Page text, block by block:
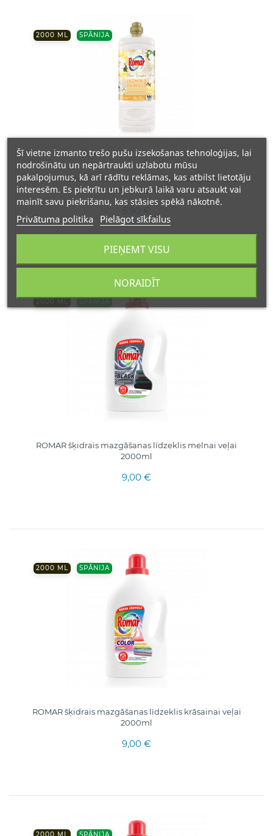
2000 ML SPĀNIJA
ROMAR koncentrēts auduma mīkstinātājs jasmīns un
vaniļa 2000ml
5,90 €
2000 ML SPĀNIJA
ROMAR šķidrais mazgāšanas līdzeklis melnai veļai
2000ml
9,00 €
2000 ML SPĀNIJA
ROMAR šķidrais mazgāšanas līdzeklis krāsainai veļai
2000ml
9,00 €
Šī vietne izmanto trešo pušu izsekošanas tehnoloģijas, lai
nodrošinātu un nepārtraukti uzlabotu mūsu
pakalpojumus, kā arī rādītu reklāmas, kas atbilst lietotāju
interesēm. Es piekrītu un jebkurā laikā varu atsaukt vai
mainīt savu piekrišanu, kas stāsies spēkā nākotnē.
Privātuma politika Pielāgot sīkfailus
NORAIDĪT
PIEŅEMT VISU